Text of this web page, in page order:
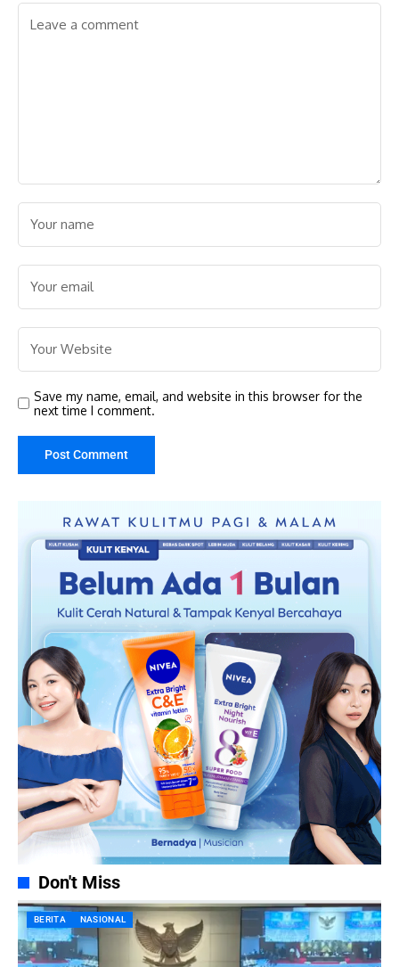
Save my name, email, and website in this browser for the
next time I comment.
Don't Miss
BERITA NASIONAL